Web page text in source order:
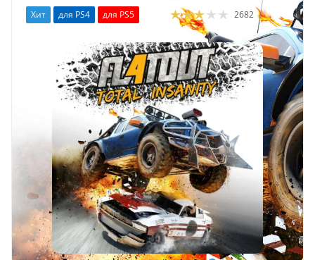
Хит для PS4 для PS5 2682